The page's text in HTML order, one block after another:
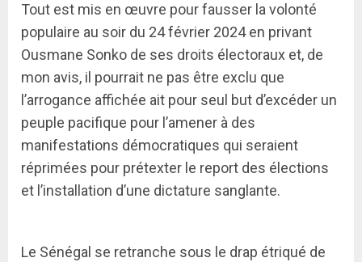
Tout est mis en œuvre pour fausser la volonté
populaire au soir du 24 février 2024 en privant
Ousmane Sonko de ses droits électoraux et, de
mon avis, il pourrait ne pas être exclu que
l’arrogance affichée ait pour seul but d’excéder un
peuple pacifique pour l’amener à des
manifestations démocratiques qui seraient
réprimées pour prétexter le report des élections
et l’installation d’une dictature sanglante.
Le Sénégal se retranche sous le drap étriqué de